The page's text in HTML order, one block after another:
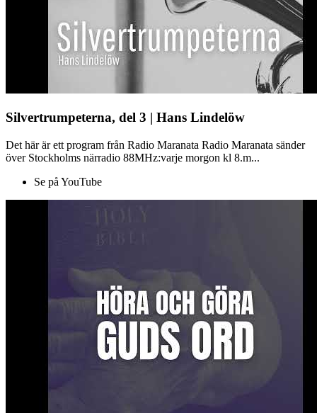
Silvertrumpeterna, del 3 | Hans Lindelöw
Det här är ett program från Radio Maranata Radio Maranata sänder
över Stockholms närradio 88MHz:varje morgon kl 8.m...
Se på YouTube